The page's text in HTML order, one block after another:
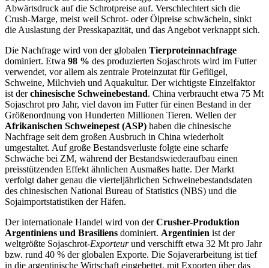
Abwärtsdruck auf die Schrotpreise auf. Verschlechtert sich die
Crush-Marge, meist weil Schrot- oder Ölpreise schwächeln, sinkt
die Auslastung der Presskapazität, und das Angebot verknappt sich.
Die Nachfrage wird von der globalen Tierproteinnachfrage
dominiert. Etwa 98 % des produzierten Sojaschrots wird im Futter
verwendet, vor allem als zentrale Proteinzutat für Geflügel,
Schweine, Milchvieh und Aquakultur. Der wichtigste Einzelfaktor
ist derchinesische Schweinebestand. China verbraucht etwa 75 Mt
Sojaschrot pro Jahr, viel davon im Futter für einen Bestand in der
Größenordnung von Hunderten Millionen Tieren. Wellen der
Afrikanischen Schweinepest (ASP) haben die chinesische
Nachfrage seit dem großen Ausbruch in China wiederholt
umgestaltet. Auf große Bestandsverluste folgte eine scharfe
Schwäche bei ZM, während der Bestandswiederaufbau einen
preisstützenden Effekt ähnlichen Ausmaßes hatte. Der Markt
verfolgt daher genau die vierteljährlichen Schweinebestandsdaten
des chinesischen National Bureau of Statistics (NBS) und die
Sojaimportstatistiken der Häfen.
Der internationale Handel wird von derCrusher-Produktion
Argentiniens und Brasiliens dominiert. Argentinien ist der
weltgrößte Sojaschrot-Exporteurund verschifft etwa 32 Mt pro Jahr
bzw. rund 40 % der globalen Exporte. Die Sojaverarbeitung ist tief
in die argentinische Wirtschaft eingebettet, mit Exporten über das